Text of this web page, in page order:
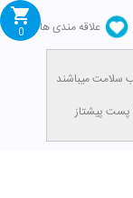
علاقه مندی ها
0